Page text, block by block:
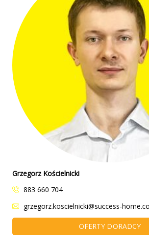
Grzegorz Kościelnicki
883 660 704
grzegorz.koscielnicki@success-
OFERTY DORADCY